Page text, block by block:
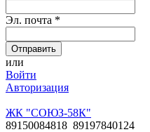
Эл. почта *
или
Войти
Авторизация
ЖК "СОЮЗ-58К"
89150084818 89197840124